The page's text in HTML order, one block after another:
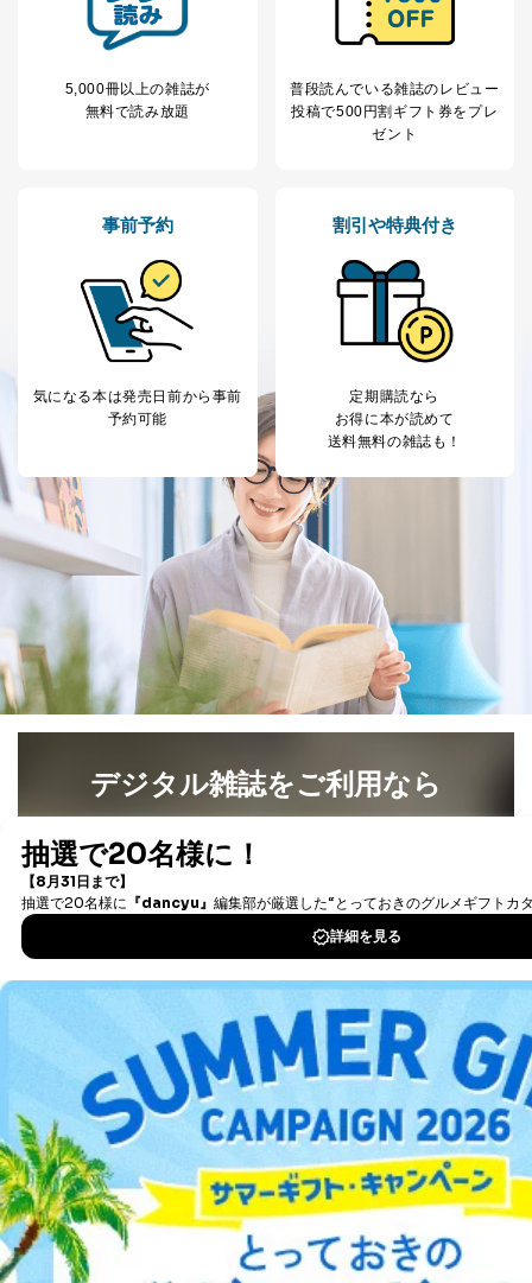
5,000冊以上の雑誌が
無料で読み放題
普段読んでいる雑誌のレビュー
投稿で500円割ギフト券をプレ
ゼント
事前予約
気になる本は発売日前から事前
予約可能
割引や特典付き
定期購読なら
お得に本が読めて
送料無料の雑誌も！
デジタル雑誌をご利用なら
書籍）が無料で読み放題！
DOWNLOAD FOR IOS
DOWNLOAD FOR ANDROID
ご利用方法はこちら
総合案内
アフィリエイト 採用情報